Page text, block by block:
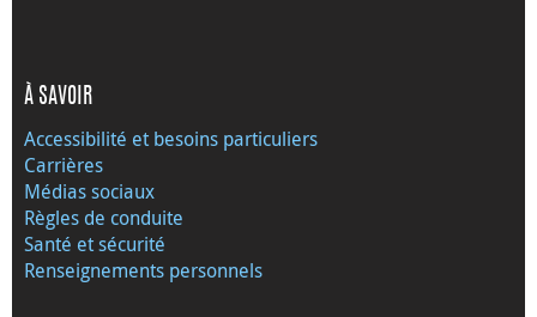
À SAVOIR
Accessibilité et besoins particuliers
Carrières
Médias sociaux
Règles de conduite
Santé et sécurité
Renseignements personnels